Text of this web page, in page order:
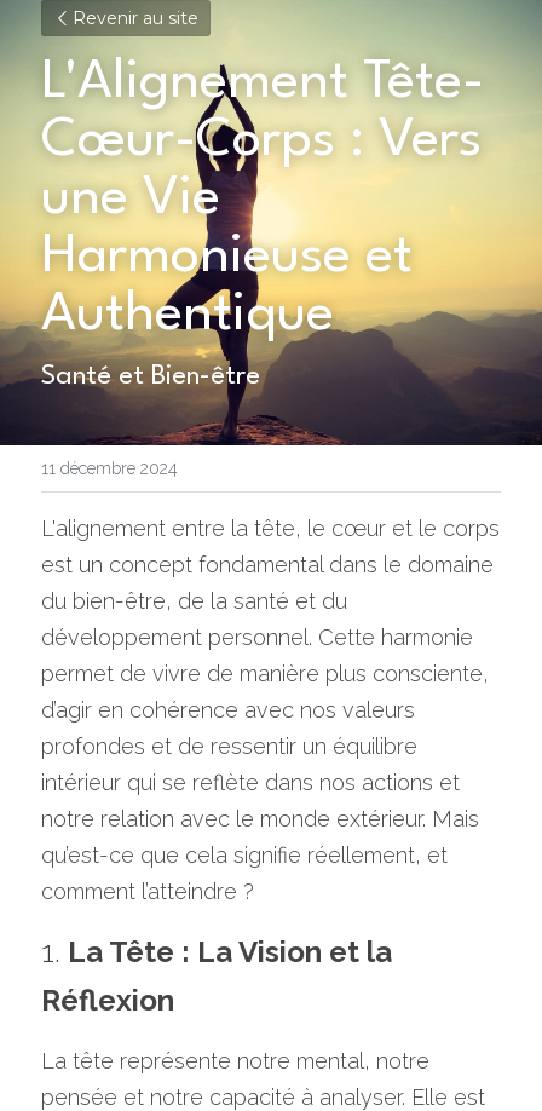
Revenir au site
L'Alignement Tête-
Cœur-Corps : Vers
une Vie
Harmonieuse et
Authentique
Santé et Bien-être
11 décembre 2024
L'alignement entre la tête, le cœur et le corps
est un concept fondamental dans le domaine
du bien-être, de la santé et du
développement personnel. Cette harmonie
permet de vivre de manière plus consciente,
d’agir en cohérence avec nos valeurs
profondes et de ressentir un équilibre
intérieur qui se reflète dans nos actions et
notre relation avec le monde extérieur. Mais
qu’est-ce que cela signifie réellement, et
comment l’atteindre ?
1. La Tête : La Vision et la
Réflexion
La tête représente notre mental, notre
pensée et notre capacité à analyser. Elle est